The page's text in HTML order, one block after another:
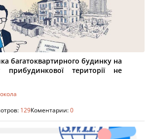
багатоквартирного будинку на
прибудинкової території не
129Коментарии:0